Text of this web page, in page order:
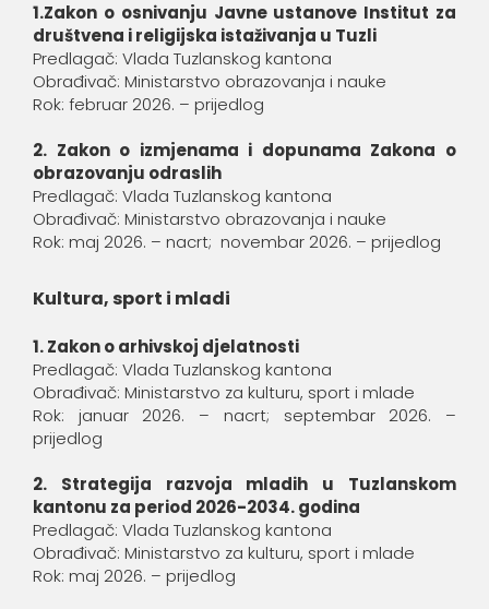
1.Zakon o osnivanju Javne ustanove Institut za
društvena i religijska istaživanja u Tuzli
Predlagač: Vlada Tuzlanskog kantona
Obrađivač: Ministarstvo obrazovanja i nauke
Rok: februar 2026. – prijedlog
2. Zakon o izmjenama i dopunama Zakona o
obrazovanju odraslih
Predlagač: Vlada Tuzlanskog kantona
Obrađivač: Ministarstvo obrazovanja i nauke
Rok: maj 2026. – nacrt; novembar 2026. – prijedlog
Kultura, sport i mladi
1. Zakon o arhivskoj djelatnosti
Predlagač: Vlada Tuzlanskog kantona
Obrađivač: Ministarstvo za kulturu, sport i mlade
Rok: januar 2026. – nacrt; septembar 2026. –
prijedlog
2. Strategija razvoja mladih u Tuzlanskom
kantonu za period 2026-2034. godina
Predlagač: Vlada Tuzlanskog kantona
Obrađivač: Ministarstvo za kulturu, sport i mlade
Rok: maj 2026. – prijedlog